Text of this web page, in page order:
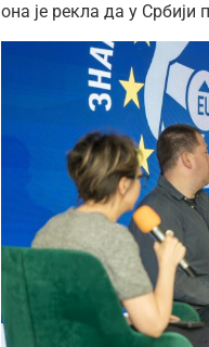
она је рекла да у